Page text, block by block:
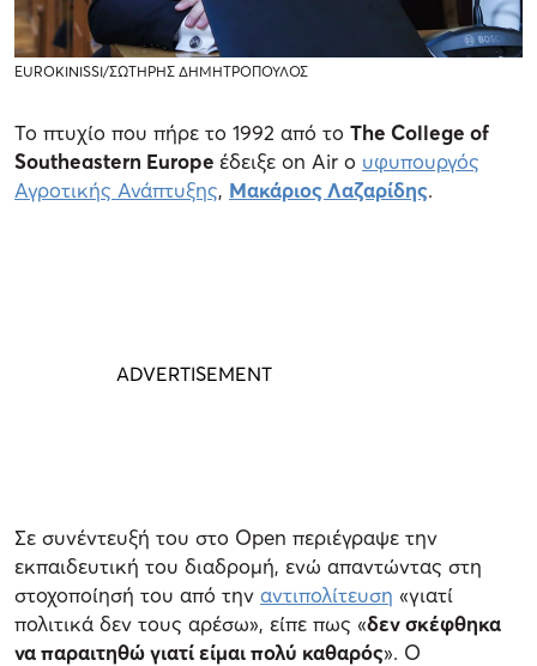
EUROKINISSI/ΣΩΤΗΡΗΣ ΔΗΜΗΤΡΟΠΟΥΛΟΣ
Το πτυχίο που πήρε το 1992 από το The College of
Southeastern Europe έδειξε on Air ο υφυπουργός
Αγροτικής Ανάπτυξης, Μακάριος Λαζαρίδης.
Σε συνέντευξή του στο Open περιέγραψε την
εκπαιδευτική του διαδρομή, ενώ απαντώντας στη
στοχοποίησή του από την αντιπολίτευση «γιατί
πολιτικά δεν τους αρέσω», είπε πως «δεν σκέφθηκα
να παραιτηθώ γιατί είμαι πολύ καθαρός». Ο